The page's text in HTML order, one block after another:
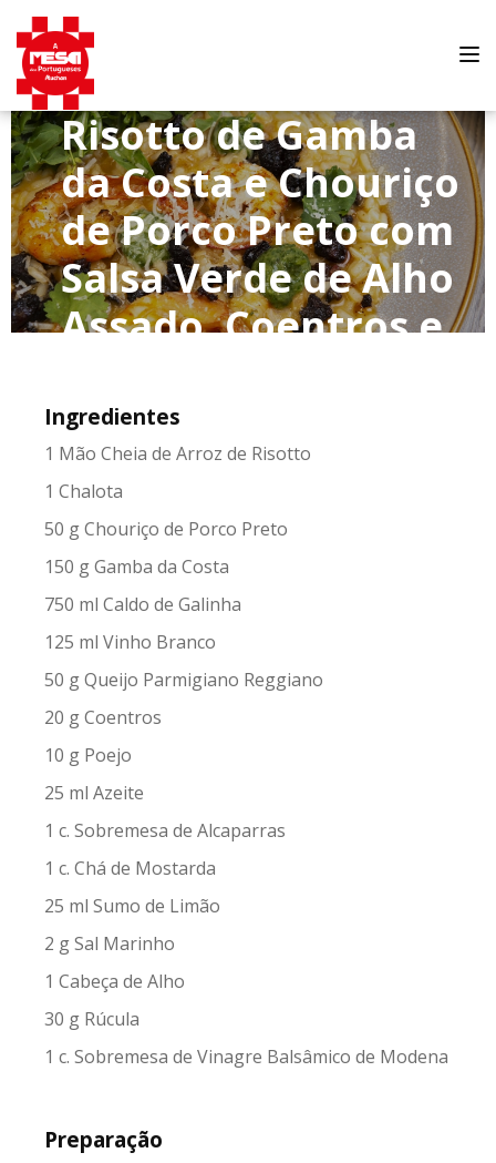
Risotto de Gamba
da Costa e Chouriço
de Porco Preto com
Salsa Verde de Alho
Assado, Coentros e
Ingredientes
1 Mão Cheia de Arroz de Risotto
1 Chalota
50 g Chouriço de Porco Preto
150 g Gamba da Costa
750 ml Caldo de Galinha
125 ml Vinho Branco
50 g Queijo Parmigiano Reggiano
20 g Coentros
10 g Poejo
25 ml Azeite
1 c. Sobremesa de Alcaparras
1 c. Chá de Mostarda
25 ml Sumo de Limão
2 g Sal Marinho
1 Cabeça de Alho
30 g Rúcula
1 c. Sobremesa de Vinagre Balsâmico de Modena
Preparação